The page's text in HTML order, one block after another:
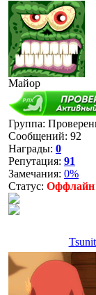
Майор
Группа:
Сообщений: 92
Награды: 0
Репутация: 91
Замечания: 0%
Статус: Оффлайн